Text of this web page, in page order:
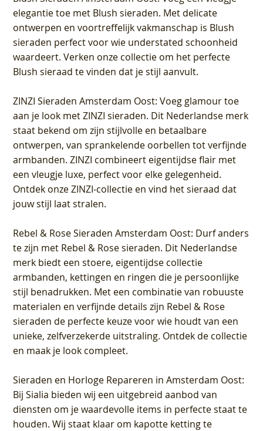
elegantie toe met Blush sieraden. Met delicate
ontwerpen en voortreffelijk vakmanschap is Blush
sieraden perfect voor wie understated schoonheid
waardeert. Verken onze collectie om het perfecte
Blush sieraad te vinden dat je stijl aanvult.
ZINZI Sieraden Amsterdam Oost: Voeg glamour toe
aan je look met ZINZI sieraden. Dit Nederlandse merk
staat bekend om zijn stijlvolle en betaalbare
ontwerpen, van sprankelende oorbellen tot verfijnde
armbanden. ZINZI combineert eigentijdse flair met
een vleugje luxe, perfect voor elke gelegenheid.
Ontdek onze ZINZI-collectie en vind het sieraad dat
jouw stijl laat stralen.
Rebel & Rose Sieraden Amsterdam Oost: Durf anders
te zijn met Rebel & Rose sieraden. Dit Nederlandse
merk biedt een stoere, eigentijdse collectie
armbanden, kettingen en ringen die je persoonlijke
stijl benadrukken. Met een combinatie van robuuste
materialen en verfijnde details zijn Rebel & Rose
sieraden de perfecte keuze voor wie houdt van een
unieke, zelfverzekerde uitstraling. Ontdek de collectie
en maak je look compleet.
Sieraden en Horloge Repareren in Amsterdam Oost:
Bij Sialia bieden wij een uitgebreid aanbod van
diensten om je waardevolle items in perfecte staat te
houden. Wij staat klaar om kapotte ketting te